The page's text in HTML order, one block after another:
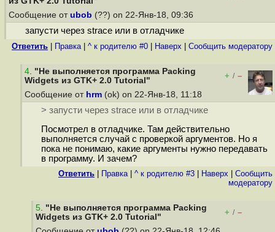
Сообщение от ubob (??) on 22-Янв-18, 09:36
запусти через strace или в отладчике
Ответить Правка| ^ к родителю #0 Наверх Cообщить модератору
4. "Не выполняется программа Packing
Widgets из GTK+ 2.0 Tutorial"
+ / –
Сообщение от hrm (ok) on 22-Янв-18, 11:18
> запусти через strace или в отладчике
Посмотрел в отладчике. Там действительно
выполняется случай с проверкой аргументов. Но я
пока не понимаю, какие аргументы нужно передавать
в программу. И зачем?
Ответить Правка| ^ к родителю #3 Наверх
Cообщить
модератору
5. "Не выполняется программа Packing
Widgets из GTK+ 2.0 Tutorial"
+ / –